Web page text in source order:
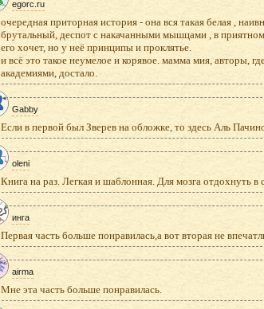
egorc.ru
очередная приторная история - она вся такая белая ,
брутальный, деспот с накачанными мышцами , в приятном
его хочет, но у неё принципы и проклятье.
и всё это такое неумелое и корявое. мамма мия, авторы,
академиями, достало.
Gabby
Если в первой был Зверев на обложке, то здесь Аль
oleni
Книга на раз. Легкая и шаблонная. Для мозга отдохнуть
инга
Первая часть больше понравилась,а вот вторая не
airma
Мне эта часть больше понравилась.